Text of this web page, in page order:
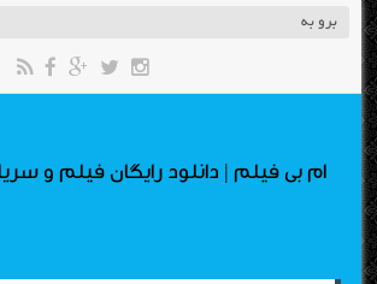
ام بی فیلم | دانلود رایگان فیلم و